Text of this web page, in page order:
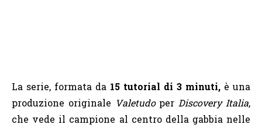
La serie, formata da 15 tutorial di 3 minuti, è una
produzione originale Valetudoper Discovery Italia,
che vede il campione al centro della gabbia nelle